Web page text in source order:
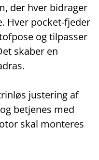
der hver bidrager
Hver pocket‑fjeder
og tilpasser
skaber en
justering af
betjenes med
skal monteres